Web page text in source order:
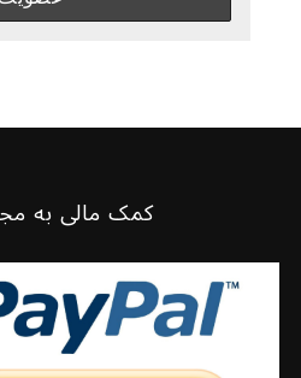
کمک مالی به